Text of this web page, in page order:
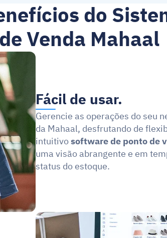
do
Venda Mahaal
Fácil de usar.
Gerencie as operações do seu
da Mahaal, desfrutando de
intuitivo software de ponto de
uma visão abrangente e em
status do estoque.